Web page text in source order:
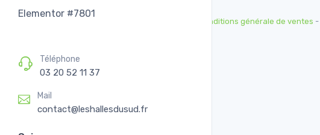
Elementor #7801
Téléphone
03 20 52 11 37
Mail
contact@leshallesdusud.fr
Conditions générale de ventes -